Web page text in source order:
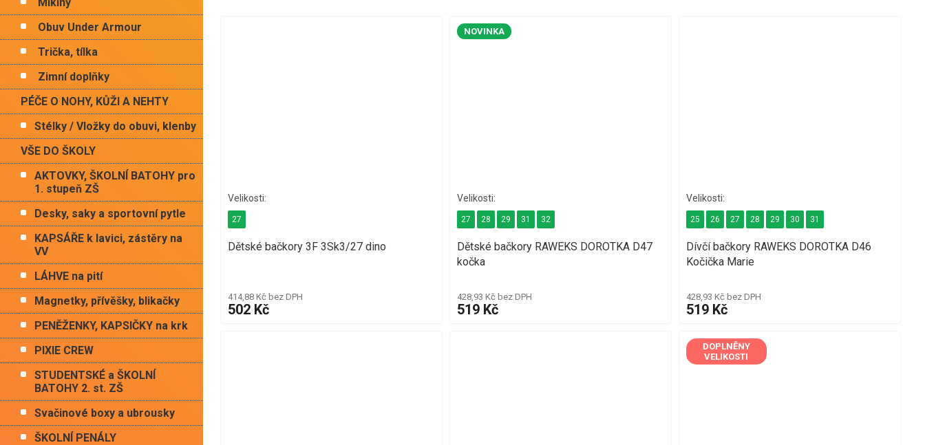
Obuv Under Armour
Trička, tílka
Zimní doplňky
PÉČE O NOHY, KŮŽI A NEHTY
Stélky / Vložky do obuvi, klenby
VŠE DO ŠKOLY
AKTOVKY, ŠKOLNÍ BATOHY pro
1. stupeň ZŠ
Desky, saky a sportovní pytle
KAPSÁŘE k lavici, zástěry na
VV
LÁHVE na pití
Magnetky, přívěšky, blikačky
PENĚŽENKY, KAPSIČKY na krk
PIXIE CREW
STUDENTSKÉ a ŠKOLNÍ
BATOHY 2. st. ZŠ
Svačinové boxy a ubrousky
ŠKOLNÍ PENÁLY
Dětské bačkory 3F 3Sk3/27 dino
414,88 Kč bez DPH
502 Kč
27
NOVINKA
Dětské bačkory RAWEKS DOROTKA D47
kočka
428,93 Kč bez DPH
519 Kč
27 28 29 31 32
Dívčí bačkory RAWEKS DOROTKA D46
Kočička Marie
428,93 Kč bez DPH
519 Kč
25 26 27 28 29 30 31
DOPLNĚNY
VELIKOSTI